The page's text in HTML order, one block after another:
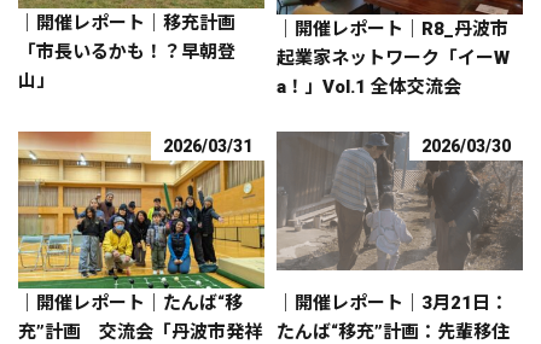
｜開催レポート｜移充計画
「市長いるかも！？早朝登
山」
｜開催レポート｜R8_丹波市
起業家ネットワーク「イーW
a！」Vol.1 全体交流会
2026/03/31
｜開催レポート｜たんば“移
充”計画 交流会「丹波市発祥
2026/03/30
｜開催レポート｜3月21日：
たんば“移充”計画：先輩移住